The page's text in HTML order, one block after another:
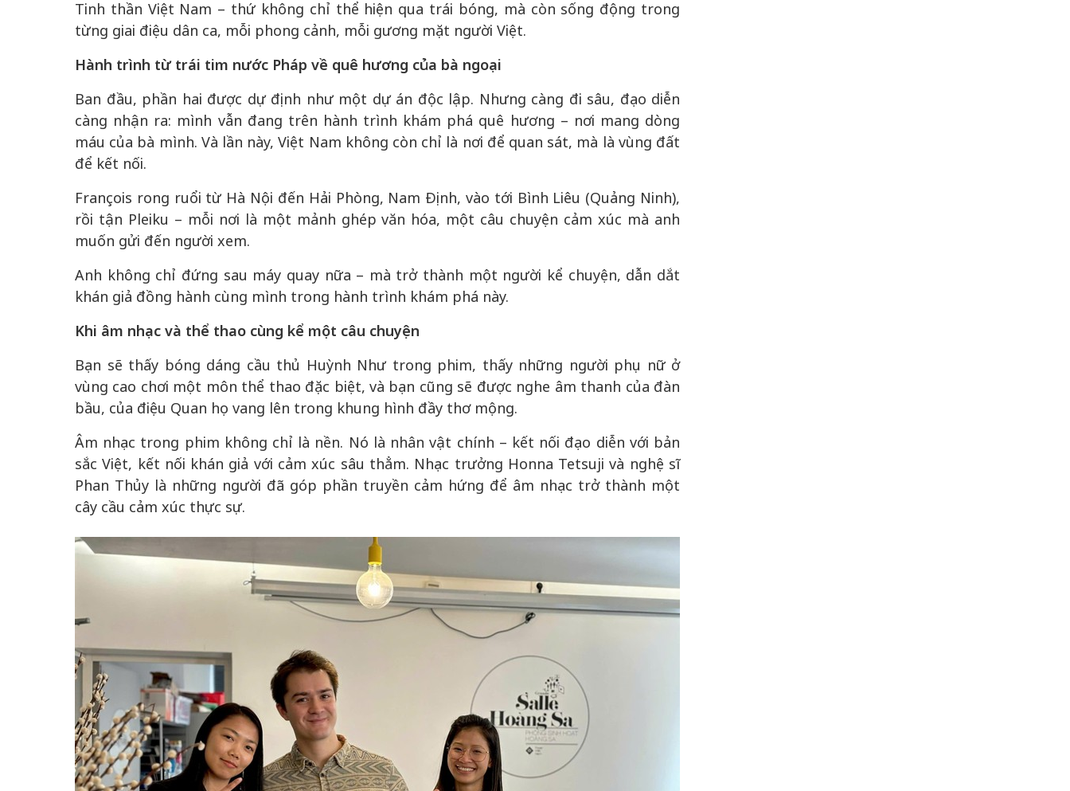
Tinh thần Việt Nam – thứ không chỉ thể hiện qua trái bóng, mà còn sống động trong
từng giai điệu dân ca, mỗi phong cảnh, mỗi gương mặt người Việt.
Hành trình từ trái tim nước Pháp về quê hương của bà ngoại
Ban đầu, phần hai được dự định như một dự án độc lập. Nhưng càng đi sâu, đạo diễn
càng nhận ra: mình vẫn đang trên hành trình khám phá quê hương – nơi mang dòng
máu của bà mình. Và lần này, Việt Nam không còn chỉ là nơi để quan sát, mà là vùng đất
để kết nối.
François rong ruổi từ Hà Nội đến Hải Phòng, Nam Định, vào tới Bình Liêu (Quảng Ninh),
rồi tận Pleiku – mỗi nơi là một mảnh ghép văn hóa, một câu chuyện cảm xúc mà anh
muốn gửi đến người xem.
Anh không chỉ đứng sau máy quay nữa – mà trở thành một người kể chuyện, dẫn dắt
khán giả đồng hành cùng mình trong hành trình khám phá này.
Khi âm nhạc và thể thao cùng kể một câu chuyện
Bạn sẽ thấy bóng dáng cầu thủ Huỳnh Như trong phim, thấy những người phụ nữ ở
vùng cao chơi một môn thể thao đặc biệt, và bạn cũng sẽ được nghe âm thanh của đàn
bầu, của điệu Quan họ vang lên trong khung hình đầy thơ mộng.
Âm nhạc trong phim không chỉ là nền. Nó là nhân vật chính – kết nối đạo diễn với bản
sắc Việt, kết nối khán giả với cảm xúc sâu thẳm. Nhạc trưởng Honna Tetsuji và nghệ sĩ
Phan Thủy là những người đã góp phần truyền cảm hứng để âm nhạc trở thành một
cây cầu cảm xúc thực sự.